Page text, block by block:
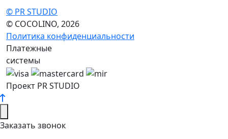
© PR STUDIO
© COCOLINO, 2026
Политика конфиденциальности
Платежные
системы
Проект PR STUDIO
Заказать звонок